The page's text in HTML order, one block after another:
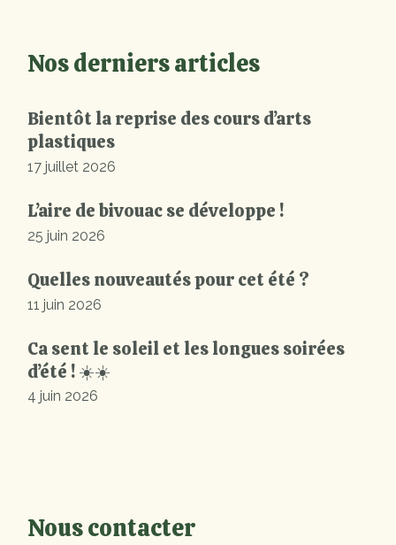
Nos derniers articles
Bientôt la reprise des cours d’arts
plastiques
17 juillet 2026
L’aire de bivouac se développe !
25 juin 2026
Quelles nouveautés pour cet été ?
11 juin 2026
Ca sent le soleil et les longues soirées
d’été ! ☀️☀️
4 juin 2026
Nous contacter